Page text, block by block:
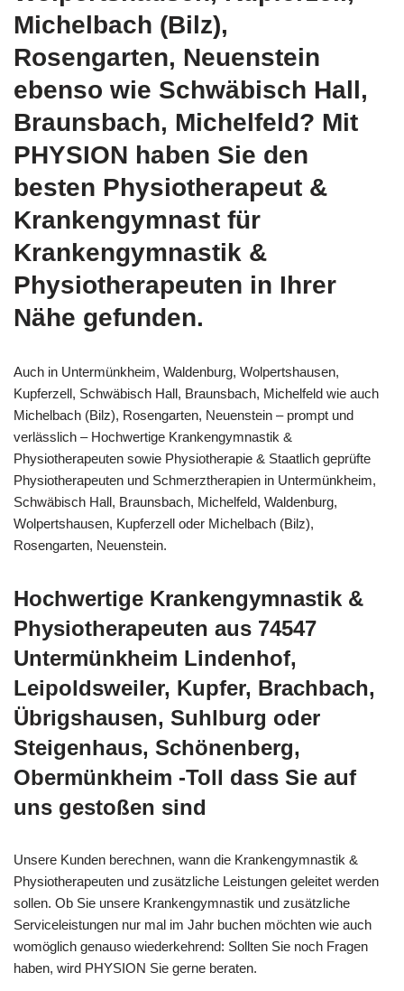
Michelbach (Bilz),
Rosengarten, Neuenstein
ebenso wie Schwäbisch Hall,
Braunsbach, Michelfeld? Mit
PHYSION haben Sie den
besten Physiotherapeut &
Krankengymnast für
Krankengymnastik &
Physiotherapeuten in Ihrer
Nähe gefunden.
Auch in Untermünkheim, Waldenburg, Wolpertshausen,
Kupferzell, Schwäbisch Hall, Braunsbach, Michelfeld wie auch
Michelbach (Bilz), Rosengarten, Neuenstein – prompt und
verlässlich – Hochwertige Krankengymnastik &
Physiotherapeuten sowie Physiotherapie & Staatlich geprüfte
Physiotherapeuten und Schmerztherapien in Untermünkheim,
Schwäbisch Hall, Braunsbach, Michelfeld, Waldenburg,
Wolpertshausen, Kupferzell oder Michelbach (Bilz),
Rosengarten, Neuenstein.
Hochwertige Krankengymnastik &
Physiotherapeuten aus 74547
Untermünkheim Lindenhof,
Leipoldsweiler, Kupfer, Brachbach,
Übrigshausen, Suhlburg oder
Steigenhaus, Schönenberg,
Obermünkheim -Toll dass Sie auf
uns gestoßen sind
Unsere Kunden berechnen, wann die Krankengymnastik &
Physiotherapeuten und zusätzliche Leistungen geleitet werden
sollen. Ob Sie unsere Krankengymnastik und zusätzliche
Serviceleistungen nur mal im Jahr buchen möchten wie auch
womöglich genauso wiederkehrend: Sollten Sie noch Fragen
haben, wird PHYSION Sie gerne beraten.